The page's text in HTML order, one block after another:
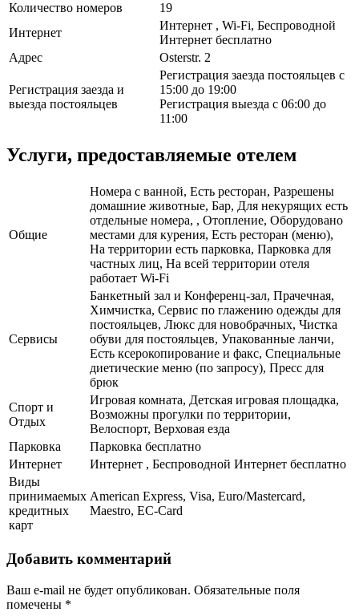
Количество номеров
19
Интернет
Интернет , Wi-Fi, Беспроводной
Интернет бесплатно
Адрес
Osterstr. 2
Регистрация заезда и
выезда постояльцев
Регистрация заезда постояльцев с
15:00 до 19:00
Регистрация выезда с 06:00 до
11:00
Услуги, предоставляемые отелем
Общие
Номера с ванной, Есть ресторан, Разрешены
домашние животные, Бар, Для некурящих есть
отдельные номера, , Отопление, Оборудовано
местами для курения, Есть ресторан (меню),
На территории есть парковка, Парковка для
частных лиц, На всей территории отеля
работает Wi-Fi
Сервисы
Банкетный зал и Конференц-зал, Прачечная,
Химчистка, Сервис по глажению одежды для
постояльцев, Люкс для новобрачных, Чистка
обуви для постояльцев, Упакованные ланчи,
Есть ксерокопирование и факс, Специальные
диетические меню (по запросу), Пресс для
брюк
Спорт и
Отдых
Игровая комната, Детская игровая площадка,
Возможны прогулки по территории,
Велоспорт, Верховая езда
Парковка
Парковка бесплатно
Интернет
Интернет , Беспроводной Интернет бесплатно
Виды
принимаемых
кредитных
карт
American Express, Visa, Euro/Mastercard,
Maestro, EC-Card
Добавить комментарий
Ваш e-mail не будет опубликован. Обязательные поля
помечены *